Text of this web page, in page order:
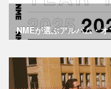
NMEが選ぶアルバム・